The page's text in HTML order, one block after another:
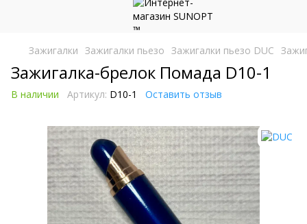
Зажигалки Зажигалки пьезо Зажигалки пьезо DUC
Зажигалка-брелок Помада D10-1
В наличии Артикул: D10-1 Оставить отзыв